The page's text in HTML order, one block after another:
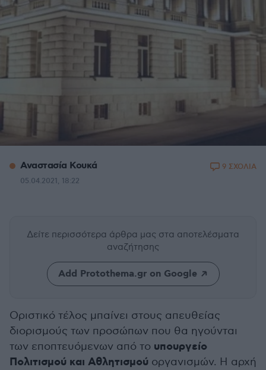
Αναστασία Κουκά
05.04.2021, 18:22
9 ΣΧΟΛΙΑ
Δείτε περισσότερα άρθρα μας στα αποτελέσματα
αναζήτησης
Add Protothema.gr on Google
Οριστικό τέλος μπαίνει στους απευθείας
διορισμούς των προσώπων που θα ηγούνται
των εποπτευόμενων από το υπουργείο
Πολιτισμού και Αθλητισμού οργανισμών. Η αρχή